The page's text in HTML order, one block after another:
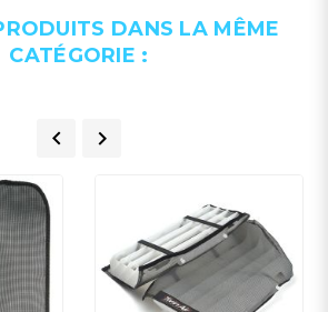
DANS LA MÊME
CATÉGORIE :
 